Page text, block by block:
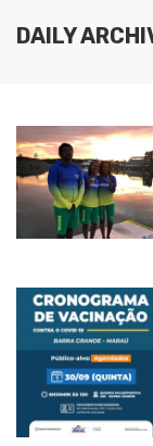
DAILY